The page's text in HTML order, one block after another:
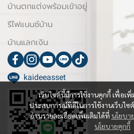
เว็บไซต์นี้มีการใช้งานคุกกี้ เพื่อเ
ประสบการณ์ที่ดีในการใช้งานเว็บไซ
อ่านรายละเอียดเพิ่มเติมได้ที่ นโยบา
นโยบายคุกกี้
บ้านตกแต่งพร้อมเข้าอยู่
รีไฟแนนซ์บ้าน
บ้านแลกเงิน
kaideeasset